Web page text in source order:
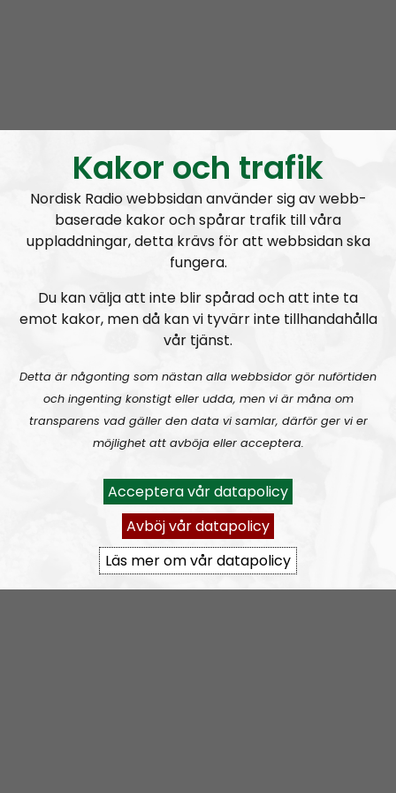
organization’s positions and thoughts. Discussions on
the podcast often center on ideological questions,
the organization’s tactics and its official positions on
different matters. Everything stated in Leadership
Perspective can be regarded as being sanctioned by
the organization.
Prenumerera på Leadership Perspective medRSS
RSS:https://nordiskradio.se/?format=mp3-
rss&show=leadership-perspective
Leadership Perspective #28: Homosexuals, drag queens and pedophiles
Leadership Perspective Avsnitt 2023-07-12
Kakor och trafik
Nordisk Radio webbsidan använder sig av webb-
baserade kakor och spårar trafik till våra
uppladdningar, detta krävs för att webbsidan ska
fungera.
Du kan välja att inte blir spårad och att inte ta
emot kakor, men då kan vi tyvärr inte tillhandahålla
vår tjänst.
Detta är någonting som nästan alla webbsidor gör nuförtiden
och ingenting konstigt eller udda, men vi är måna om
transparens vad gäller den data vi samlar, därför ger vi er
möjlighet att avböja eller acceptera.
Acceptera vår datapolicy
Avböj vår datapolicy
Läs mer om vår datapolicy